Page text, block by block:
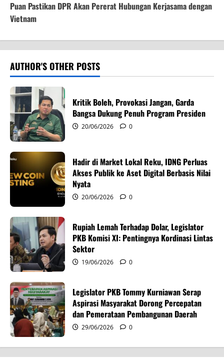
t
n
a
v
i
g
a
t
i
n
Puan Pastikan DPR Akan Pererat Hubungan Kerjasama dengan
Vietnam
AUTHOR'S OTHER POSTS
Kritik Boleh, Provokasi Jangan, Garda
Bangsa Dukung Penuh Program Presiden
20/06/2026 0
Hadir di Market Lokal Reku, IDNG Perluas
Akses Publik ke Aset Digital Berbasis Nilai
Nyata
20/06/2026 0
Rupiah Lemah Terhadap Dolar, Legislator
PKB Komisi XI: Pentingnya Kordinasi Lintas
Sektor
19/06/2026 0
Legislator PKB Tommy Kurniawan Serap
Aspirasi Masyarakat Dorong Percepatan
dan Pemerataan Pembangunan Daerah
29/06/2026 0